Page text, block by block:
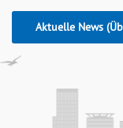
Aktuelle News